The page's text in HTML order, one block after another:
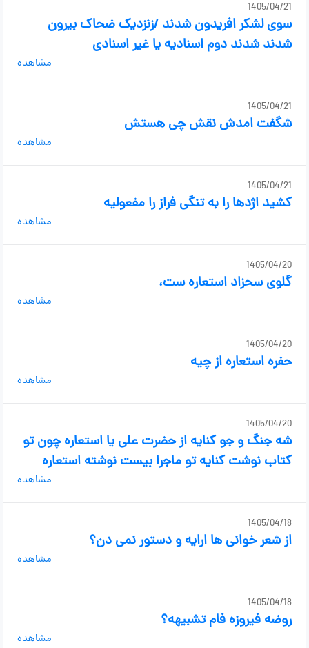
1405/04/21
سوی لشکر افریدون شدند /زنزدیک ضحاک بیرون
شدند شدند دوم اسنادیه یا غیر اسنادی
مشاهده
1405/04/21
شگفت امدش نقش چی هستش
مشاهده
1405/04/21
کشید اژدها را به تنگی فراز را مفعولیه
مشاهده
1405/04/20
گلوی سحزاد استعاره ست،
مشاهده
1405/04/20
حفره استعاره از چیه
مشاهده
1405/04/20
شه جنگ و جو کنایه از حضرت علی یا استعاره چون تو
کتاب نوشت کنایه تو ماجرا بیست نوشته استعاره
مشاهده
1405/04/18
از شعر خوانی ها ارایه و دستور نمی دن؟
مشاهده
1405/04/18
روضه فیروزه فام تشبیهه؟
مشاهده